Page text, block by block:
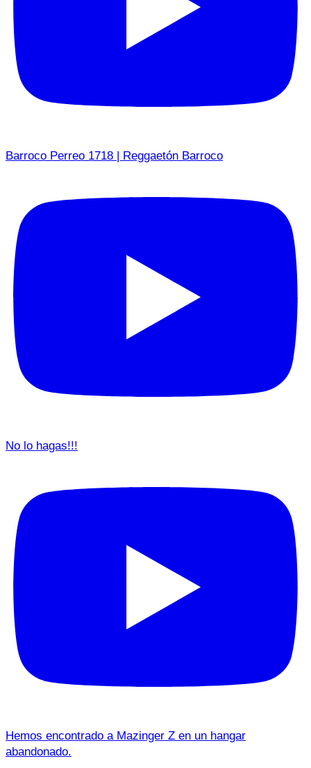
Barroco Perreo 1718 | Reggaetón Barroco
No lo hagas!!!
Hemos encontrado a Mazinger Z en un hangar
abandonado.